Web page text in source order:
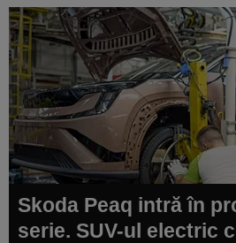
Skoda Peaq intră în
serie. SUV-ul electric